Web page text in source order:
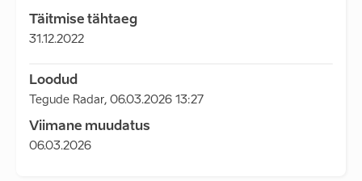
Täitmise tähtaeg
31.12.2022
Loodud
Tegude Radar, 06.03.2026 13:27
Viimane muudatus
06.03.2026